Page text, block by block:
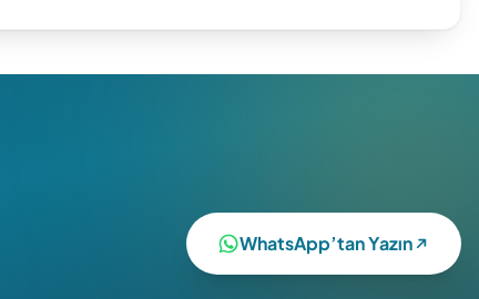
WhatsApp’tan Yazın